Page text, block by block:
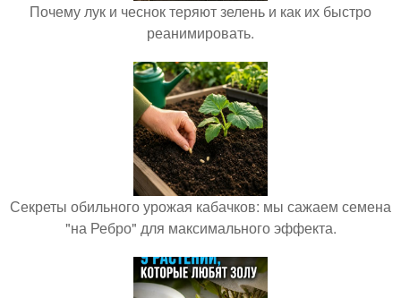
Почему лук и чеснок теряют зелень и как их быстро
реанимировать.
Секреты обильного урожая кабачков: мы сажаем семена
"на Ребро" для максимального эффекта.